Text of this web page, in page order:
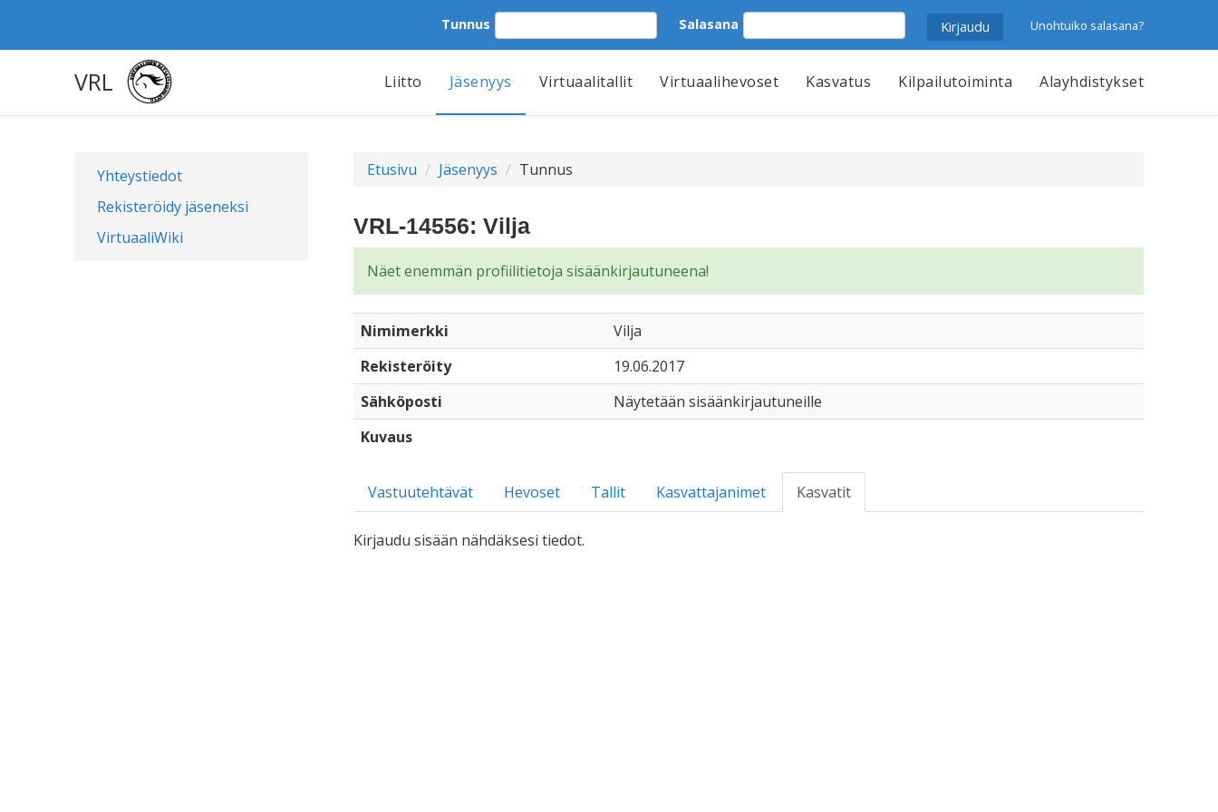
Tunnus Salasana Unohtuiko salasana?
VRL Liitto Jäsenyys Virtuaalitallit Virtuaalihevoset Kasvatus Kilpailutoiminta Alayhdistykset
Yhteystiedot
Rekisteröidy jäseneksi
VirtuaaliWiki
Etusivu Jäsenyys Tunnus
VRL-14556: Vilja
Näet enemmän profiilitietoja sisäänkirjautuneena!
Nimimerkki
Vilja
Rekisteröity
19.06.2017
Sähköposti
Näytetään sisäänkirjautuneille
Kuvaus
Vastuutehtävät Hevoset Tallit Kasvattajanimet Kasvatit
Kirjaudu sisään nähdäksesi tiedot.